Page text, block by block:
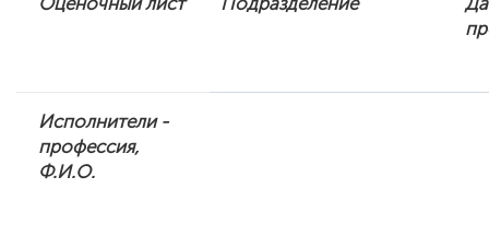
Исполнители -
профессия,
Ф.И.О.